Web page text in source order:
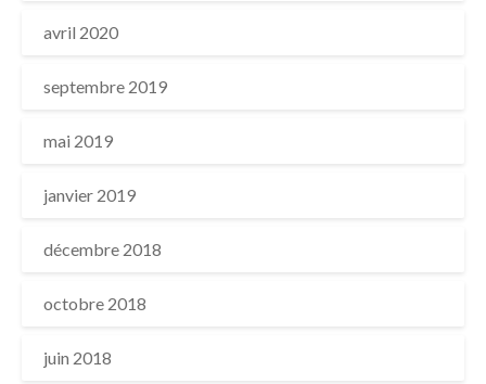
avril 2020
septembre 2019
mai 2019
janvier 2019
décembre 2018
octobre 2018
juin 2018